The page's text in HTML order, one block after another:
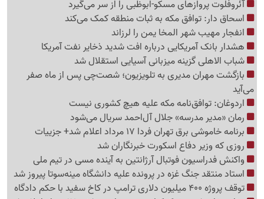
آئروفلوت پروازهای مسکو-ابوظبی را از سر می‌گیرد
اسحاق دار: توافق مکه به ثبات منطقه کمک می‌کند
انفجار مهیب شهر المخا یمن را لرزاند
هشدار بانک آمریکایی درباره افت شدید ذخایر نفت آمریکا
شباب الاهلی گزینه میزبانی آسیایی استقلال شد
بازگشت مهران مدیری به تلویزیون؛ شصت‌چی پس از ماه صفر
می‌آید
اردوغان: توافق‌نامه مکه علیه هیچ کشوری نیست
رمان «مدیر مدرسه» جلال آل‌احمد سریال می‌شود
برنامه خاموشی برق تهران فردا 17 مرداد اعلام شد+ جزییات
روزی که وزیر دفاع اسکورت خبرنگاران شد
واکنش فدراسیون فوتبال آرژانتین به آینده مسی در تیم ملی
استاد منتقد جنگ غزه در پرونده علیه دانشگاه مینه‌سوتا پیروز شد
توقف پروژه 400 میلیون دلاری ترامپ در کاخ سفید با حکم دادگاه